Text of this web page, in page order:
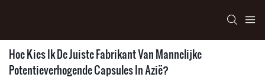
Hoe Kies Ik De Juiste Fabrikant Van Mannelijke
Potentieverhogende Capsules In Azië?